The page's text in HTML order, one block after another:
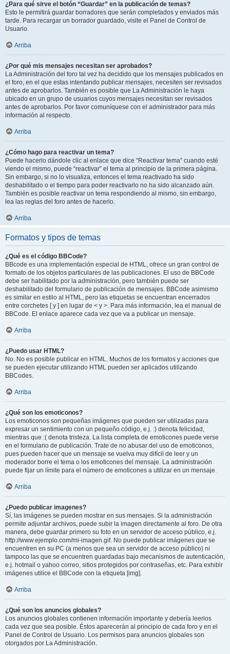
¿Para qué sirve el botón “Guardar” en la publicación de temas?
Esto le permitirá guardar borradores que serán completados y enviados más
tarde. Para recargar un borrador guardado, visite el Panel de Control de
Usuario.
Arriba
¿Por qué mis mensajes necesitan ser aprobados?
La Administración del foro tal vez ha decidido que los mensajes publicados en
el foro, en el que estas intentando publicar mensajes, necesiten ser revisados
antes de aprobarlos. También es posible que La Administración le haya
ubicado en un grupo de usuarios cuyos mensajes necesitan ser revisados
antes de aprobarlos. Por favor comuníquese con el administrador para más
información al respecto.
Arriba
¿Cómo hago para reactivar un tema?
Puede hacerlo dándole clic al enlace que dice “Reactivar tema” cuando esté
viendo el mismo, puede “reactivar” el tema al principio de la primera página.
Sin embargo, si no lo visualiza, entonces el tema reactivado ha sido
deshabilitado o el tiempo para poder reactivarlo no ha sido alcanzado aún.
También es posible reactivar un tema respondiendo al mismo, sin embargo,
lea las reglas del foro antes de hacerlo.
Arriba
Formatos y tipos de temas
¿Qué es el código BBCode?
BBcode es una implementación especial de HTML, ofrece un gran control de
formato de los objetos particulares de las publicaciones. El uso de BBCode
debe ser habilitado por la administración, pero también puede ser
deshabilitado del formulario de publicación de mensajes. BBCode asimismo
es similar en estilo al HTML, pero las etiquetas se encuentran encerrados
entre corchetes [ y ] en lugar de < y >. Para más información, lea el manual de
BBCode. El enlace aparece cada vez que va a publicar un mensaje.
Arriba
¿Puedo usar HTML?
No. No es posible publicar en HTML. Muchos de los formatos y acciones que
se pueden ejecutar utilizando HTML pueden ser aplicados utilizando
BBCodes.
Arriba
¿Qué son los emoticonos?
Los emoticonos son pequeñas imágenes que pueden ser utilizadas para
expresar un sentimiento con un pequeño código, e.j. :) denota felicidad,
mientras que :( denota tristeza. La lista completa de emoticones puede verse
en el formulario de publicación. Trate de no abusar del uso de emoticonos,
pues pueden hacer que un mensaje se vuelva muy difícil de leer y un
moderador borre el tema o los emoticones del mensaje. La administración
puede fijar un límite para el número de emoticones a utilizar en un mensaje.
Arriba
¿Puedo publicar imagenes?
Sí, las imágenes se pueden mostrar en sus mensajes. Si la administración
permite adjuntar archivos, puede subir la imagen directamente al foro. De otra
manera, debe guardar primero su foto en un servidor de acceso público, e.j.
http://www.ejemplo.com/mi-imagen.gif. No puede publicar imágenes que se
encuentren en su PC (a menos que sea un servidor de acceso público) ni
tampoco las que se encuentren guardadas bajo mecanismos de autenticación,
e.j. hotmail o yahoo correo, sitios protegidos por contraseñas, etc. Para exhibir
imágenes utilice el BBCode con la etiqueta [img].
Arriba
¿Qué son los anuncios globales?
Los anuncios globales contienen información importante y debería leerlos
cada vez que sea posible. Éstos aparecerán al principio de cada foro y en el
Panel de Control de Usuario. Los permisos para anuncios globales son
otorgados por La Administración.